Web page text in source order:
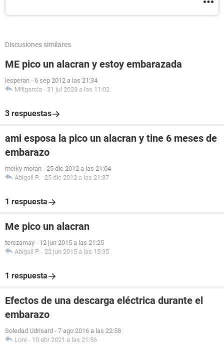
Discusiones similares
ME pico un alacran y estoy embarazada
lesperan - 6 sep 2012 a las 21:34
Miligarcia - 31 jul 2023 a las 11:02
3 respuestas
ami esposa la pico un alacran y tine 6 meses de
embarazo
melky moran - 25 dic 2012 a las 21:04
Abigail P. - 25 dic 2012 a las 21:37
1 respuesta
Me pico un alacran
terezamay - 12 jun 2015 a las 21:25
Abigail P. - 22 jun 2015 a las 15:35
1 respuesta
Efectos de una descarga eléctrica durante el
embarazo
Soledad Udrisard - 7 ago 2016 a las 22:58
Lore - 10 abr 2021 a las 21:56